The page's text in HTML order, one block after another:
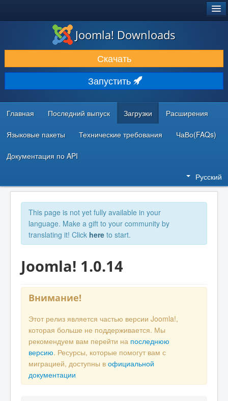
ЗАГРУЗКИ И РАСШИРЕНИЯ
ДОКУМЕНТАЦИЯ И ОБУЧЕНИЕ
СООБЩЕСТВО И ПОДДЕРЖКА
РЕСУРСЫ ДЛЯ РАЗРАБОТЧИКОВ
Joomla! Downloads
Скачать
Запустить
Главная Последний выпуск Загрузки Расширения
Языковые пакеты Технические требования ЧаВо(FAQs)
Документация по API
Русский
This page is not yet fully available in your
language. Make a gift to your community by
translating it! Click here to start.
Joomla! 1.0.14
Внимание!
Этот релиз является частью версии Joomla!,
которая больше не поддерживается. Мы
рекомендуем вам перейти на последнюю
версию. Ресурсы, которые помогут вам с
миграцией, доступны в официальной
документации